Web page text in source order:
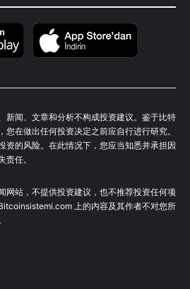
新闻、文章和分析不构成投资建议。鉴于比特
在做出任何投资决定之前应自行进行研究。
资的风险。在此情况下，您应当知悉并承担因
责任。
站，不提供投资建议，也不推荐投资任何项
上的内容及其作者不对您所